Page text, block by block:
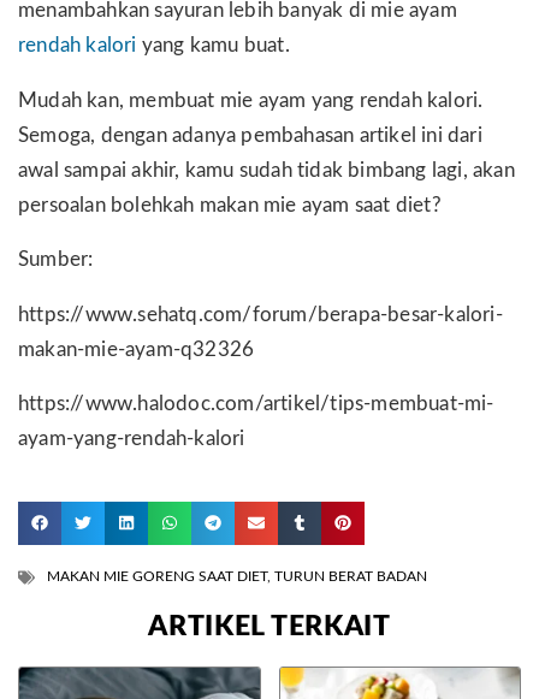
menambahkan sayuran lebih banyak di mie ayam
rendah kalori yang kamu buat.
Mudah kan, membuat mie ayam yang rendah kalori.
Semoga, dengan adanya pembahasan artikel ini dari
awal sampai akhir, kamu sudah tidak bimbang lagi, akan
persoalan bolehkah makan mie ayam saat diet?
Sumber:
https://www.sehatq.com/forum/berapa-besar-kalori-
makan-mie-ayam-q32326
https://www.halodoc.com/artikel/tips-membuat-mi-
ayam-yang-rendah-kalori
MAKAN MIE GORENG SAAT DIET, TURUN BERAT BADAN
ARTIKEL TERKAIT